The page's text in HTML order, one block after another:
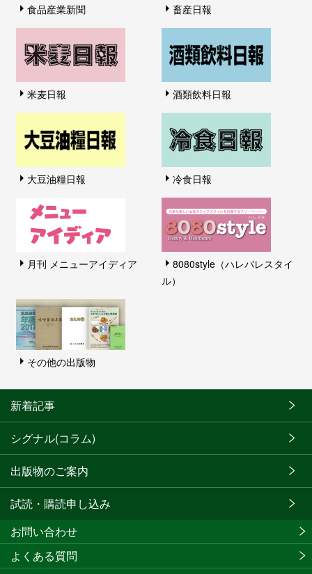
食品産業新聞 畜産日報
米麦日報 酒類飲料日報
大豆油糧日報 冷食日報
月刊 メニューアイディア
8080style（ハレバレスタイ
ル）
その他の出版物
新着記事
シグナル(コラム)
出版物のご案内
試読・購読申し込み
お問い合わせ
よくある質問